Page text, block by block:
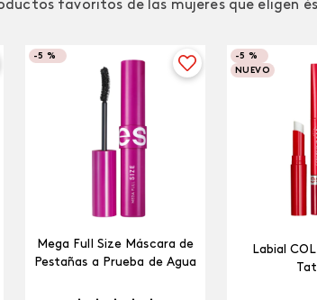
favoritos de las mujeres que eligen
-5 %
Mega Full Size Máscara de
Pestañas a Prueba de Agua
-5 %
NUEVO
Labial